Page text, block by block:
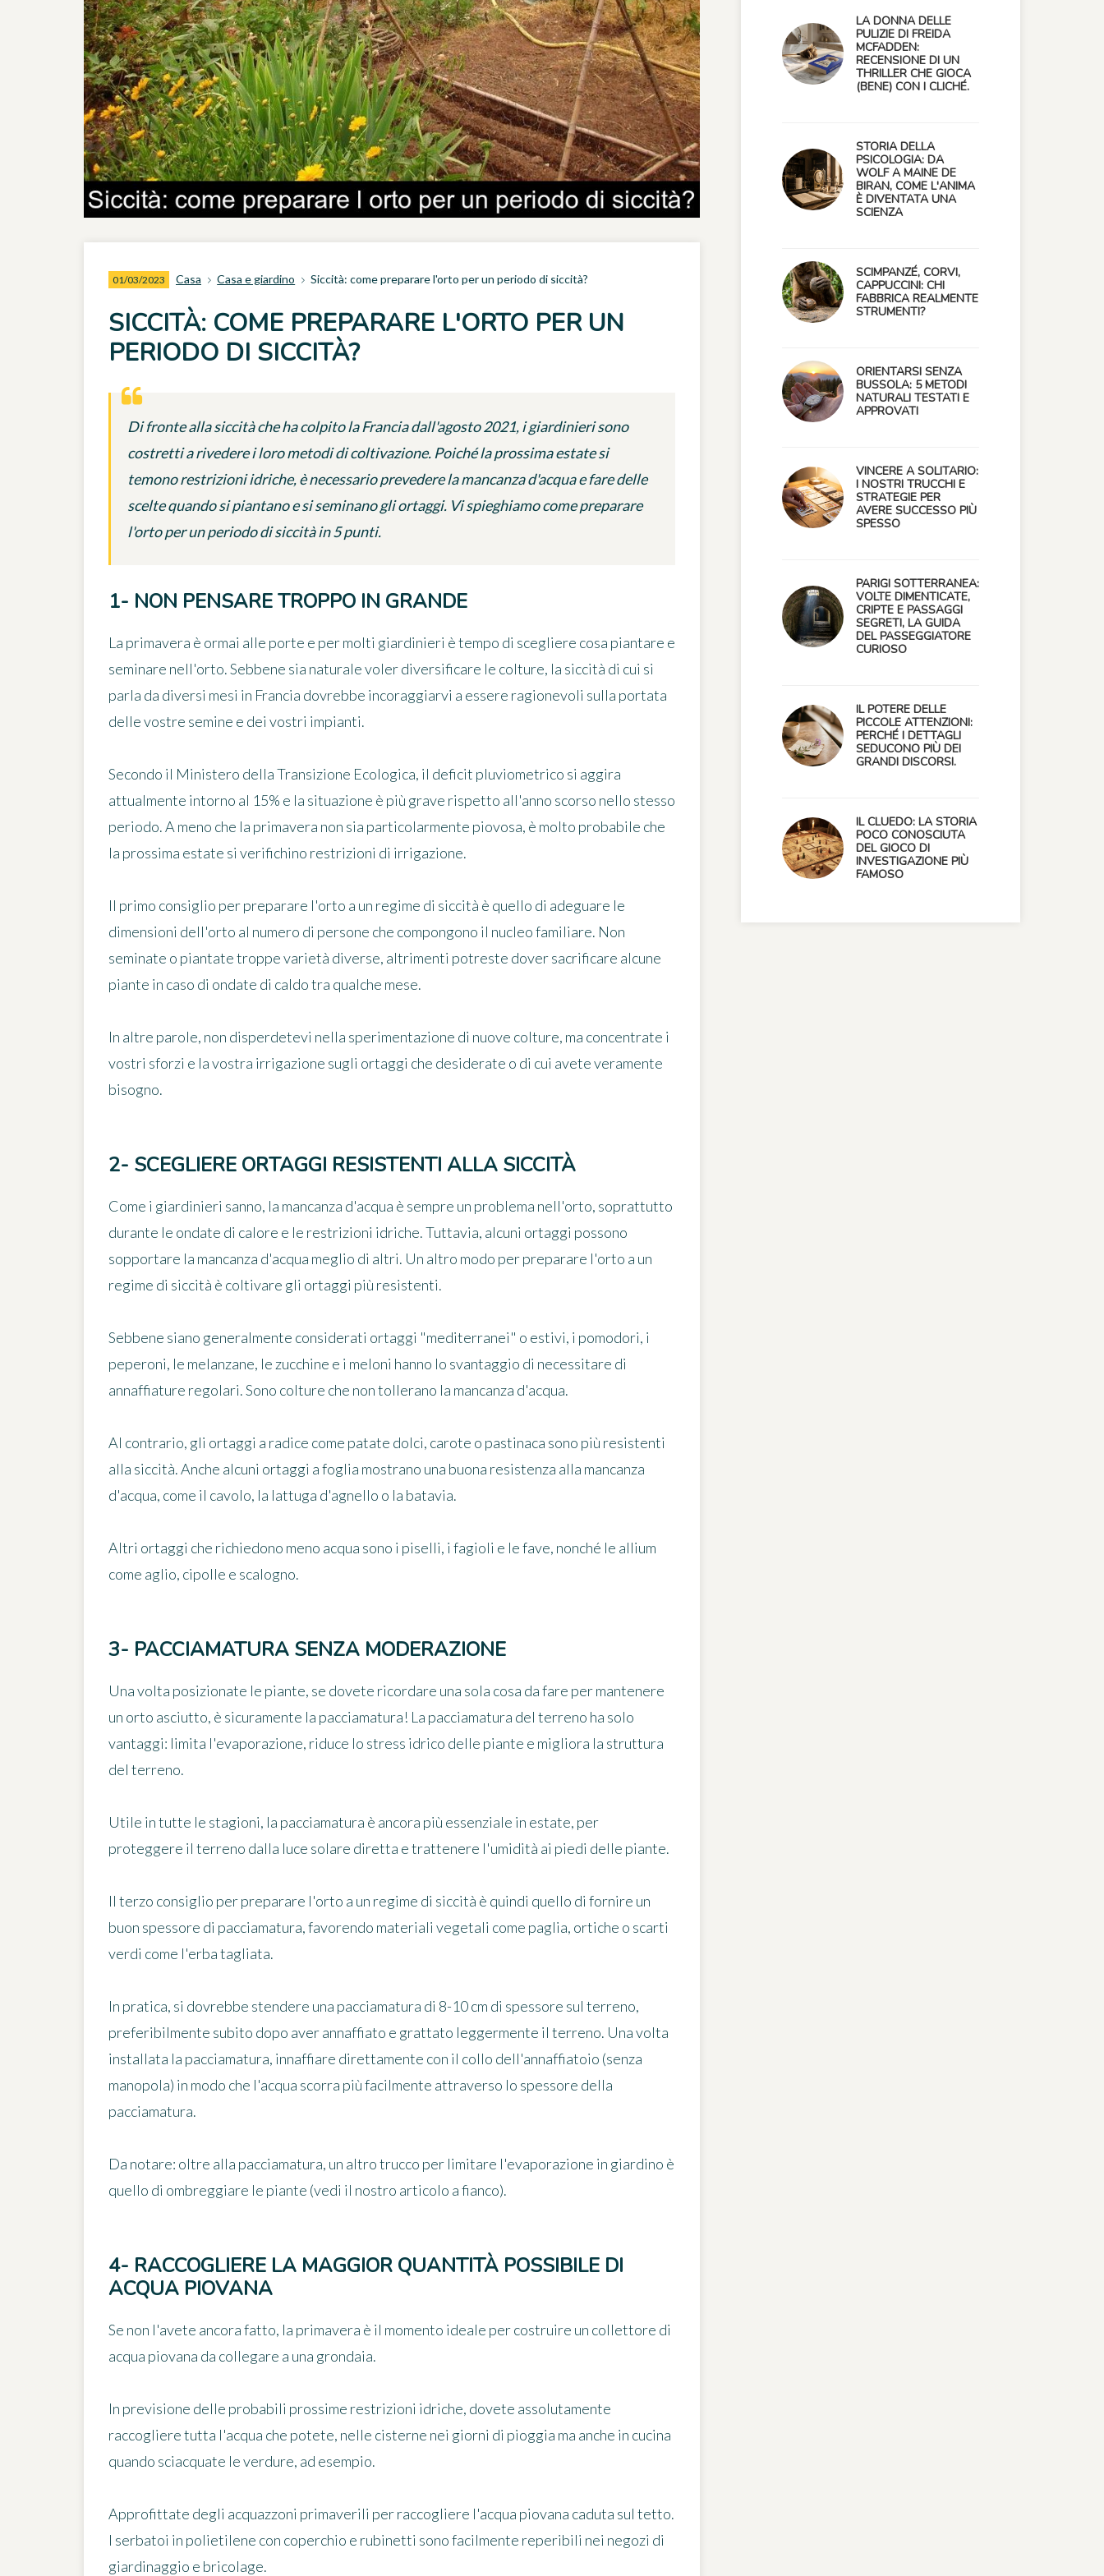
01/03/2023 Casa Casa e giardino Siccità: come preparare l'orto per un periodo di siccità?
SICCITÀ: COME PREPARARE L'ORTO PER UN
PERIODO DI SICCITÀ?
Di fronte alla siccità che ha colpito la Francia dall'agosto 2021, i giardinieri sono
costretti a rivedere i loro metodi di coltivazione. Poiché la prossima estate si
temono restrizioni idriche, è necessario prevedere la mancanza d'acqua e fare delle
scelte quando si piantano e si seminano gli ortaggi. Vi spieghiamo come preparare
l'orto per un periodo di siccità in 5 punti.
1- NON PENSARE TROPPO IN GRANDE
La primavera è ormai alle porte e per molti giardinieri è tempo di scegliere cosa piantare e
seminare nell'orto. Sebbene sia naturale voler diversificare le colture, la siccità di cui si
parla da diversi mesi in Francia dovrebbe incoraggiarvi a essere ragionevoli sulla portata
delle vostre semine e dei vostri impianti.
Secondo il Ministero della Transizione Ecologica, il deficit pluviometrico si aggira
attualmente intorno al 15% e la situazione è più grave rispetto all'anno scorso nello stesso
periodo. A meno che la primavera non sia particolarmente piovosa, è molto probabile che
la prossima estate si verifichino restrizioni di irrigazione.
Il primo consiglio perpreparare l'orto a un regime di siccità è quello di adeguare le
dimensioni dell'orto al numero di persone che compongono il nucleo familiare. Non
seminate o piantate troppe varietà diverse, altrimenti potreste dover sacrificare alcune
piante in caso di ondate di caldo tra qualche mese.
In altre parole, non disperdetevi nella sperimentazione di nuove colture, ma concentrate i
vostri sforzi e la vostra irrigazione sugli ortaggi che desiderate o di cui avete veramente
bisogno.
2- SCEGLIERE ORTAGGI RESISTENTI ALLA SICCITÀ
Come i giardinieri sanno, la mancanza d'acqua è sempre un problema nell'orto, soprattutto
durante le ondate di calore e le restrizioni idriche. Tuttavia, alcuni ortaggi possono
sopportare la mancanza d'acqua meglio di altri. Un altro modo per preparare l'orto a un
regime di siccità è coltivare gli ortaggi più resistenti.
Sebbene siano generalmente considerati ortaggi "mediterranei" o estivi, i pomodori, i
peperoni, le melanzane, le zucchine e i meloni hanno lo svantaggio di necessitare di
annaffiature regolari. Sono colture che non tollerano la mancanza d'acqua.
Al contrario, gli ortaggi a radice come patate dolci, carote o pastinaca sono più resistenti
alla siccità. Anche alcuni ortaggi a foglia mostrano una buona resistenza alla mancanza
d'acqua, come il cavolo, la lattuga d'agnello o la batavia.
Altri ortaggi che richiedono meno acqua sono i piselli, i fagioli e le fave, nonché le allium
come aglio, cipolle e scalogno.
3- PACCIAMATURA SENZA MODERAZIONE
Una volta posizionate le piante, se dovete ricordare una sola cosa da fare permantenere
un orto asciutto, è sicuramente la pacciamatura! La pacciamatura del terreno ha solo
vantaggi: limita l'evaporazione, riduce lo stress idrico delle piante e migliora la struttura
del terreno.
Utile in tutte le stagioni, la pacciamatura è ancora più essenziale in estate, per
proteggere il terreno dalla luce solare diretta e trattenere l'umidità ai piedi delle piante.
Il terzo consiglio per preparare l'orto a un regime di siccità è quindi quello di fornire un
buon spessore di pacciamatura,favorendo materiali vegetali come paglia, ortiche o scarti
verdi come l'erba tagliata.
In pratica, si dovrebbe stendere una pacciamatura di 8-10 cm di spessore sul terreno,
preferibilmente subito dopo aver annaffiato e grattato leggermente il terreno. Una volta
installata la pacciamatura, innaffiare direttamente con il collo dell'annaffiatoio (senza
manopola) in modo che l'acqua scorra più facilmente attraverso lo spessore della
pacciamatura.
Da notare: oltre alla pacciamatura, un altro trucco per limitare l'evaporazione in giardino è
quello di ombreggiare le piante (vedi il nostro articolo a fianco).
4- RACCOGLIERE LA MAGGIOR QUANTITÀ POSSIBILE DI
ACQUA PIOVANA
Se non l'avete ancora fatto, la primavera è il momento ideale percostruire un collettore di
acqua piovana da collegare a una grondaia.
In previsione delle probabili prossime restrizioni idriche, dovete assolutamente
raccogliere tutta l'acqua che potete, nelle cisterne nei giorni di pioggia ma anche in cucina
quando sciacquate le verdure, ad esempio.
Approfittate degli acquazzoni primaverili per raccogliere l'acqua piovana caduta sul tetto.
I serbatoi in polietilene con coperchio e rubinetti sono facilmente reperibili nei negozi di
giardinaggio e bricolage.
LA DONNA DELLE
PULIZIE DI FREIDA
MCFADDEN:
RECENSIONE DI UN
THRILLER CHE GIOCA
(BENE) CON I CLICHÉ.
STORIA DELLA
PSICOLOGIA: DA
WOLF A MAINE DE
BIRAN, COME L'ANIMA
È DIVENTATA UNA
SCIENZA
SCIMPANZÉ, CORVI,
CAPPUCCINI: CHI
FABBRICA REALMENTE
STRUMENTI?
ORIENTARSI SENZA
BUSSOLA: 5 METODI
NATURALI TESTATI E
APPROVATI
VINCERE A SOLITARIO:
I NOSTRI TRUCCHI E
STRATEGIE PER
AVERE SUCCESSO PIÙ
SPESSO
PARIGI SOTTERRANEA:
VOLTE DIMENTICATE,
CRIPTE E PASSAGGI
SEGRETI, LA GUIDA
DEL PASSEGGIATORE
CURIOSO
IL POTERE DELLE
PICCOLE ATTENZIONI:
PERCHÉ I DETTAGLI
SEDUCONO PIÙ DEI
GRANDI DISCORSI.
IL CLUEDO: LA STORIA
POCO CONOSCIUTA
DEL GIOCO DI
INVESTIGAZIONE PIÙ
FAMOSO